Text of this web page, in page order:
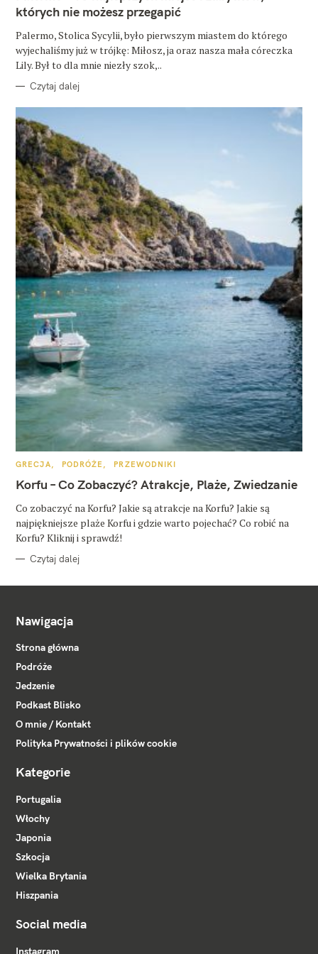
R
których nie możesz przegapić
Palermo, Stolica Sycylii, było pierwszym miastem do którego
wyjechaliśmy już w trójkę: Miłosz, ja oraz nasza mała córeczka
Lily. Był to dla mnie niezły szok,..
Czytaj dalej
K
T
E
O
R
I
GRECJA PODRÓŻE PRZEWODNIKI
Korfu – Co Zobaczyć? Atrakcje, Plaże, Zwiedzanie
Co zobaczyć na Korfu? Jakie są atrakcje na Korfu? Jakie są
najpiękniejsze plaże Korfu i gdzie warto pojechać? Co robić na
Korfu? Kliknij i sprawdź!
Czytaj dalej
Nawigacja
Strona główna
Podróże
Jedzenie
Podkast Blisko
O mnie / Kontakt
Polityka Prywatności i plików cookie
Kategorie
Portugalia
Włochy
Japonia
Szkocja
Wielka Brytania
Hiszpania
Social media
Instagram